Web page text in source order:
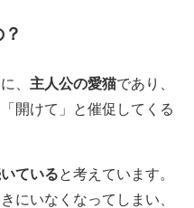
、 主人公の愛猫であり、
開けて」と催促してくる
ていると考えています。
にいなくなってしまい、